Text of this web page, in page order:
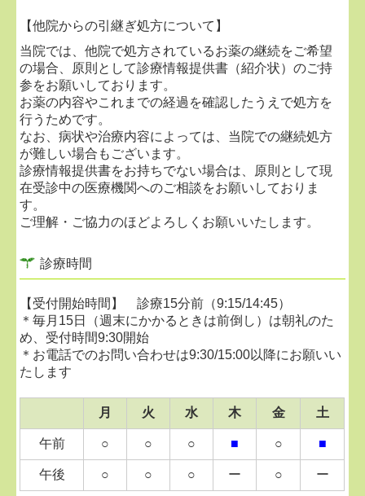
肩・膝・足の痛みを中心とした専門医外来を開始しま
した。
なかなか改善しない痛みや、日常生活でお困りの症状
について、専門的な視点で診療を行います。
＜膝の専門外来＞
・奇数週の火曜日 16：00～18：30
＜肩の専門外来＞
・奇数週の金曜日 15:00～18:30
足の専門外来につきましては、診療日は不定期となっ
最新の診察日程は、院内掲示おそびLINEにてご案内し
ております。
お気軽にお電話でお問い合わせください。
■2026.02.04...混み具合について
当院は比較的、待ち時間が多いクリニックとなって
おりますので、時間に十分な余裕をもってお越しく
途中退室も可能です。順番や目安時間などは、受付
へお気軽にお声かけください。
【他院からの引継ぎ処方について】
当院では、他院で処方されているお薬の継続をご希望
の場合、原則として診療情報提供書（紹介状）のご持
参をお願いしております。
お薬の内容やこれまでの経過を確認したうえで処方を
行うためです。
なお、病状や治療内容によっては、当院での継続処方
が難しい場合もございます。
診療情報提供書をお持ちでない場合は、原則として現
在受診中の医療機関へのご相談をお願いしておりま
す。
ご理解・ご協力のほどよろしくお願いいたします。
診療時間
【受付開始時間】 診療15分前（9:15/14:45）
＊毎月15日（週末にかかるときは前倒し）は朝礼のた
め、受付時間9:30開始
＊お電話でのお問い合わせは9:30/15:00以降にお願いい
たします
月 火 水 木 金 土
午前 ○ ○ ○ ■ ○ ■
午後 ○ ○ ○ ー ○ ー